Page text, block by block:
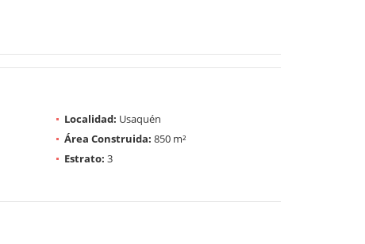
Localidad: Usaquén
Área Construida: 850 m²
Estrato: 3